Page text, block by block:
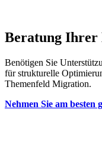
Beratung
Benötigen Sie
für strukturelle
Themenfeld Migration.
Nehmen Sie am